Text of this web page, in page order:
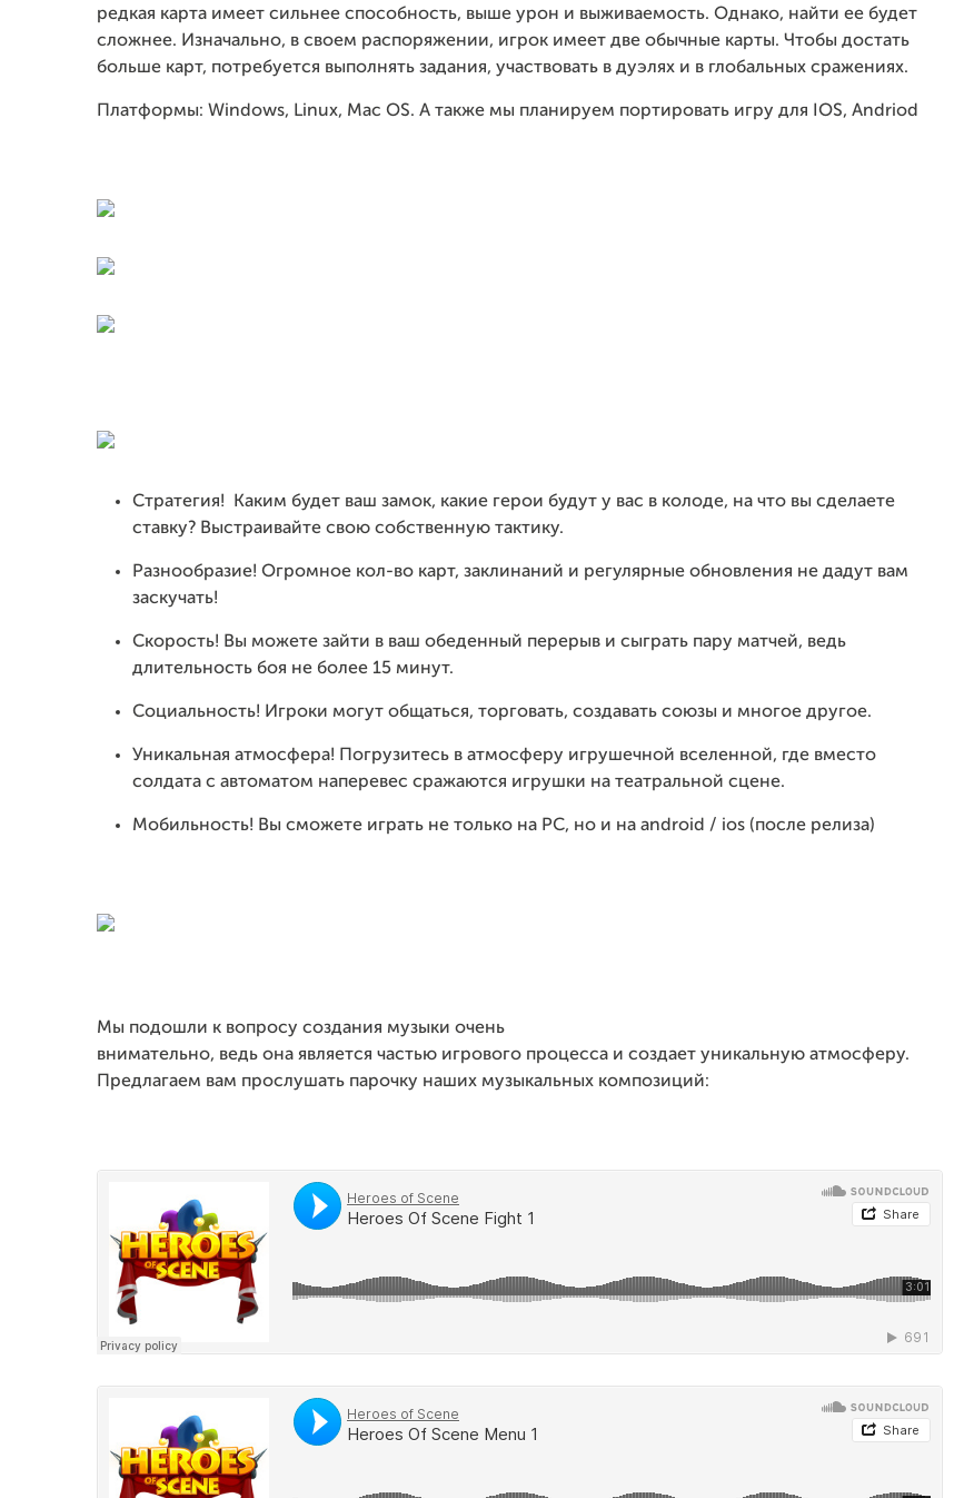
редкая карта имеет сильнее способность, выше урон и выживаемость. Однако, найти ее будет
сложнее. Изначально, в своем распоряжении, игрок имеет две обычные карты. Чтобы достать
больше карт, потребуется выполнять задания, участвовать в дуэлях и в глобальных сражениях.
Платформы: Windows, Linux, Mac OS. А также мы планируем портировать игру для IOS, Andriod
Стратегия! Каким будет ваш замок, какие герои будут у вас в колоде, на что вы сделаете
ставку? Выстраивайте свою собственную тактику.
Разнообразие! Огромное кол-во карт, заклинаний и регулярные обновления не дадут вам
заскучать!
Скорость! Вы можете зайти в ваш обеденный перерыв и сыграть пару матчей, ведь
длительность боя не более 15 минут.
Социальность! Игроки могут общаться, торговать, создавать союзы и многое другое.
Уникальная атмосфера! Погрузитесь в атмосферу игрушечной вселенной, где вместо
солдата с автоматом наперевес сражаются игрушки на театральной сцене.
Мобильность! Вы сможете играть не только на PC, но и на android / ios (после релиза)
Мы подошли к вопросу создания музыки очень
внимательно, ведь она является частью игрового процесса и создает уникальную атмосферу.
Предлагаем вам прослушать парочку наших музыкальных композиций: